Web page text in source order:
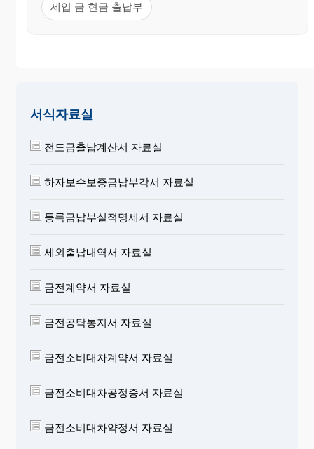
세입 금 현금 출납부
서식자료실
전도금출납계산서 자료실
하자보수보증금납부각서 자료실
등록금납부실적명세서 자료실
세외출납내역서 자료실
금전계약서 자료실
금전공탁통지서 자료실
금전소비대차계약서 자료실
금전소비대차공정증서 자료실
금전소비대차약정서 자료실